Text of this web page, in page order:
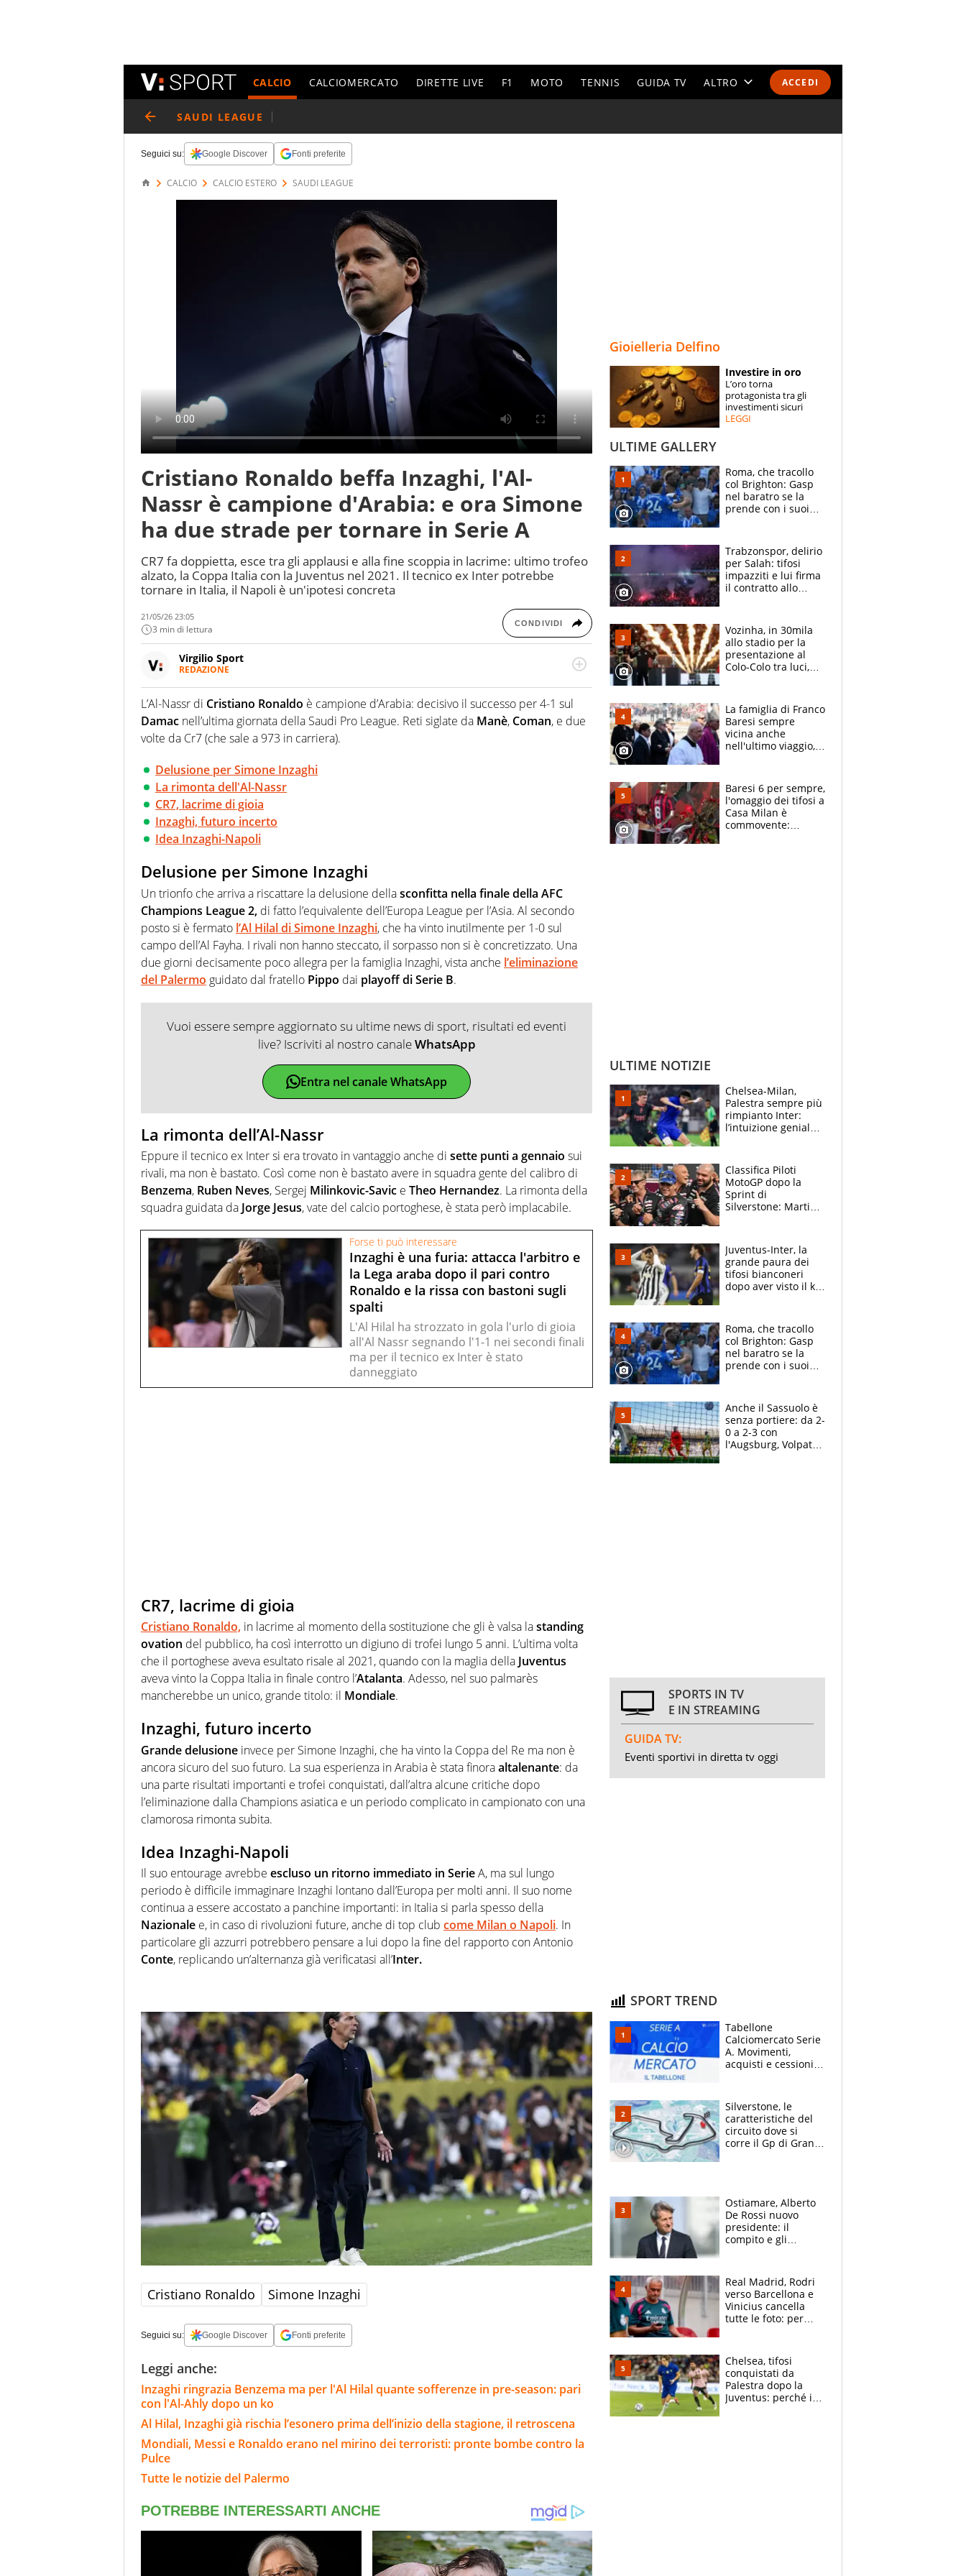
ACCEDI
CALCIO CALCIOMERCATO DIRETTE LIVE F1 MOTO TENNIS GUIDA TV ALTRO
ESPERTI
CONTATTI
SAUDI LEAGUE
Seguici su: Google Discover Fonti preferite
CALCIO CALCIO ESTERO SAUDI LEAGUE
Cristiano Ronaldo beffa Inzaghi, l'Al-
Nassr è campione d'Arabia: e ora Simone
ha due strade per tornare in Serie A
CR7 fa doppietta, esce tra gli applausi e alla fine scoppia in lacrime: ultimo trofeo
alzato, la Coppa Italia con la Juventus nel 2021. Il tecnico ex Inter potrebbe
tornare in Italia, il Napoli è un'ipotesi concreta
21/05/26 23:05
3 min di lettura CONDIVIDI
Virgilio Sport
REDAZIONE
sport. Calcio, calciomercato, F1, Motomondiale ma anche tennis, volley, basket: su
Virgilio Sport i tifosi e gli appassionati sanno che troveranno sempre copertura
completa e zero faziosità. La squadra di Virgilio Sport è formata da giornalisti ed
esperti di sport abili sia nel gioco di rimessa quando intercettano le notizie e le
100% originali ed esclusivi.
L’Al-Nassr di Cristiano Ronaldo è campione d’Arabia: decisivo il successo per 4-1 sul
Damac nell’ultima giornata della Saudi Pro League. Reti siglate da Manè, Coman, e due
volte da Cr7 (che sale a 973 in carriera).
Delusione per Simone Inzaghi
La rimonta dell'Al-Nassr
CR7, lacrime di gioia
Inzaghi, futuro incerto
Idea Inzaghi-Napoli
Delusione per Simone Inzaghi
Un trionfo che arriva a riscattare la delusione dellasconfitta nella finale della AFC
Champions League 2, di fatto l’equivalente dell’Europa League per l’Asia. Al secondo
posto si è fermato l’Al Hilal di Simone Inzaghi, che ha vinto inutilmente per 1-0 sul
campo dell’Al Fayha. I rivali non hanno steccato, il sorpasso non si è concretizzato. Una
due giorni decisamente poco allegra per la famiglia Inzaghi, vista anche l’eliminazione
del Palermo guidato dal fratello Pippo dai playoff di Serie B.
Vuoi essere sempre aggiornato su ultime news di sport, risultati ed eventi
live? Iscriviti al nostro canaleWhatsApp
Entra nel canale WhatsApp
La rimonta dell’Al-Nassr
Eppure il tecnico ex Inter si era trovato in vantaggio anche di sette punti a gennaio sui
rivali, ma non è bastato. Così come non è bastato avere in squadra gente del calibro di
Benzema, Ruben Neves, Sergej Milinkovic-Savic e Theo Hernandez. La rimonta della
squadra guidata da Jorge Jesus, vate del calcio portoghese, è stata però implacabile.
Forse ti può interessare
Inzaghi è una furia: attacca l'arbitro e
la Lega araba dopo il pari contro
Ronaldo e la rissa con bastoni sugli
spalti
L'Al Hilal ha strozzato in gola l'urlo di gioia
all'Al Nassr segnando l'1-1 nei secondi finali
ma per il tecnico ex Inter è stato
danneggiato
CR7, lacrime di gioia
Cristiano Ronaldo, in lacrime al momento della sostituzione che gli è valsa lastanding
ovation del pubblico, ha così interrotto un digiuno di trofei lungo 5 anni. L’ultima volta
che il portoghese aveva esultato risale al 2021, quando con la maglia della Juventus
aveva vinto la Coppa Italia in finale contro l’Atalanta. Adesso, nel suo palmarès
mancherebbe un unico, grande titolo: il Mondiale.
Inzaghi, futuro incerto
Grande delusione invece per Simone Inzaghi, che ha vinto la Coppa del Re ma non è
ancora sicuro del suo futuro. La sua esperienza in Arabia è stata finoraaltalenante: da
una parte risultati importanti e trofei conquistati, dall’altra alcune critiche dopo
l’eliminazione dalla Champions asiatica e un periodo complicato in campionato con una
clamorosa rimonta subita.
Idea Inzaghi-Napoli
Il suo entourage avrebbe escluso un ritorno immediato in SerieA, ma sul lungo
periodo è difficile immaginare Inzaghi lontano dall’Europa per molti anni. Il suo nome
continua a essere accostato a panchine importanti: in Italia si parla spesso della
Nazionale e, in caso di rivoluzioni future, anche di top club come Milan o Napoli. In
particolare gli azzurri potrebbero pensare a lui dopo la fine del rapporto con Antonio
Conte, replicando un’alternanza già verificatasi all’Inter.
Cristiano Ronaldo Simone Inzaghi
Seguici su: Google Discover Fonti preferite
Leggi anche:
Inzaghi ringrazia Benzema ma per l'Al Hilal quante sofferenze in pre-season: pari
con l'Al-Ahly dopo un ko
Al Hilal, Inzaghi già rischia l’esonero prima dell’inizio della stagione, il retroscena
Mondiali, Messi e Ronaldo erano nel mirino dei terroristi: pronte bombe contro la
Pulce
Tutte le notizie del Palermo
Gioielleria Delfino
Investire in oro
L’oro torna
protagonista tra gli
investimenti sicuri
LEGGI
ULTIME GALLERY
Roma, che tracollo
col Brighton: Gasp
nel baratro se la
prende con i suoi
Trabzonspor, delirio
per Salah: tifosi
impazziti e lui firma
il contratto allo
Vozinha, in 30mila
allo stadio per la
presentazione al
Colo-Colo tra luci,
La famiglia di Franco
Baresi sempre
vicina anche
nell'ultimo viaggio,
circondati
dall'affetto dei tifosi
Baresi 6 per sempre,
l'omaggio dei tifosi a
Casa Milan è
commovente:
ULTIME NOTIZIE
Chelsea-Milan,
Palestra sempre più
rimpianto Inter:
l’intuizione geniale
Classifica Piloti
MotoGP dopo la
Sprint di
Silverstone: Martin
Marquez
Juventus-Inter, la
grande paura dei
tifosi bianconeri
dopo aver visto il ko
Roma, che tracollo
col Brighton: Gasp
nel baratro se la
prende con i suoi
Anche il Sassuolo è
senza portiere: da 2-
0 a 2-3 con
l'Augsburg, Volpato
SPORTS IN TV
E IN STREAMING
GUIDA TV:
Eventi sportivi in diretta tv oggi
SPORT TREND
Tabellone
Calciomercato Serie
A. Movimenti,
acquisti e cessioni:
Silverstone, le
caratteristiche del
circuito dove si
corre il Gp di Gran
Ostiamare, Alberto
De Rossi nuovo
presidente: il
compito e gli
Real Madrid, Rodri
verso Barcellona e
Vinicius cancella
tutte le foto: per
Chelsea, tifosi
conquistati da
Palestra dopo la
Juventus: perché i